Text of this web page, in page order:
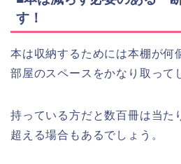
す！
本は収納するためには本棚が何
部屋のスペースをかなり取って
持っている方だと数百冊は当た
超える場合もあるでしょう。